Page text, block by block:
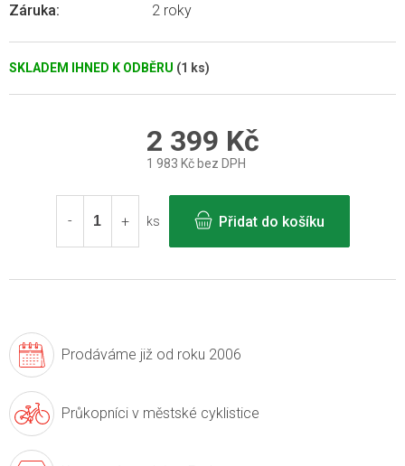
SKLADEM IHNED K ODBĚRU (1 ks)
Záruka: 2 roky
2 399 Kč
1 983 Kč bez DPH
cena:
ks
Přidat do košíku
Prodáváme již od roku 2006
Průkopníci v městské cyklistice